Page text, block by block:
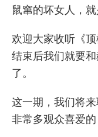
鼠窜的坏女人，就
欢迎大家收听《
结束后我们就要
了。
这一期，我们将
非常多观众喜爱的